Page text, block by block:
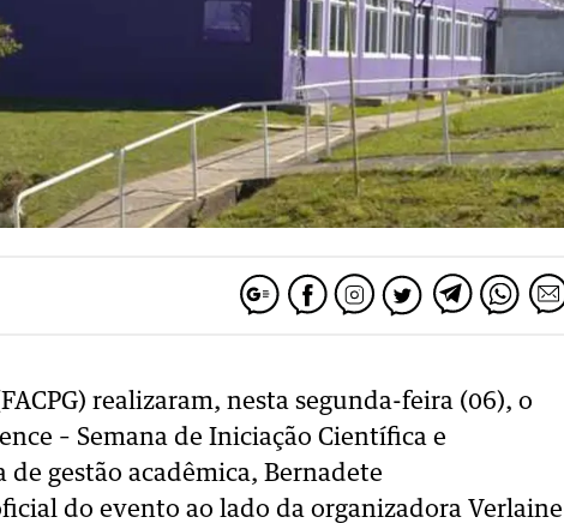
realizaram, nesta segunda-feira (06), o
– Semana de Iniciação Científica e
gestão acadêmica, Bernadete
do evento ao lado da organizadora Verlaine